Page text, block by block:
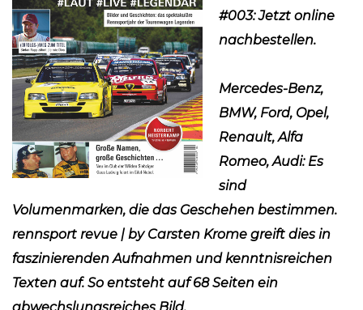
#003: Jetzt online
nachbestellen.
Mercedes-Benz,
BMW, Ford, Opel,
Renault, Alfa
Romeo, Audi: Es
sind
Volumenmarken, die das Geschehen bestimmen.
rennsport revue | by Carsten Krome greift dies in
faszinierenden Aufnahmen und kenntnisreichen
Texten auf. So entsteht auf 68 Seiten ein